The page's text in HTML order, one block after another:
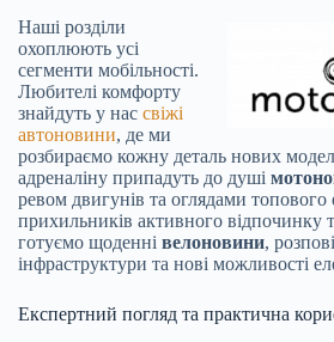
Наші розділи
охоплюють усі
сегменти мобільності.
Любителі комфорту
знайдуть у нас свіжі
автоновини, де ми
розбираємо кожну деталь нових
адреналіну припадуть до душі
ревом двигунів та оглядами топового
прихильників активного відпочинку
готуємо щоденні велоновини,
інфраструктури та нові можливості
Експертний погляд та практична